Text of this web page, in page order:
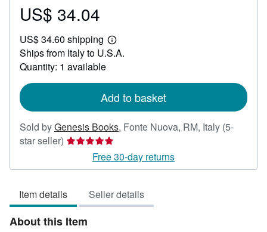
Price
34.04
US$ 34.04
US$ 34.60 shipping
Learn
more
Ships from Italy to U.S.A.
Quantity: 1 available
Add to basket
Sold byGenesis Books, Fonte Nuova, RM, Italy (5-
star seller) Seller
5
of
5
stars
Free 30-day returns
Item details Seller details
About this Item